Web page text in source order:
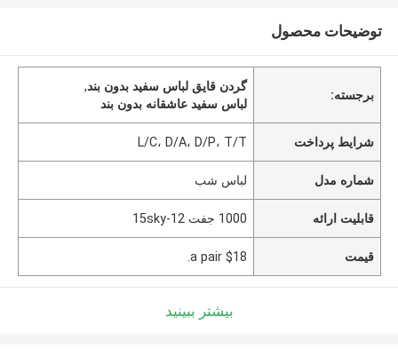
توضیحات محصول
برجسته:
گردن قایق لباس سفید بدون بند,
لباس سفيد عاشقانه بدون بند
شرایط پرداخت L/C، D/A، D/P، T/T
شماره مدل لباس شب
قابلیت ارائه 1000 جفت 12-15sky
قیمت $18 a pair.
بیشتر ببینید